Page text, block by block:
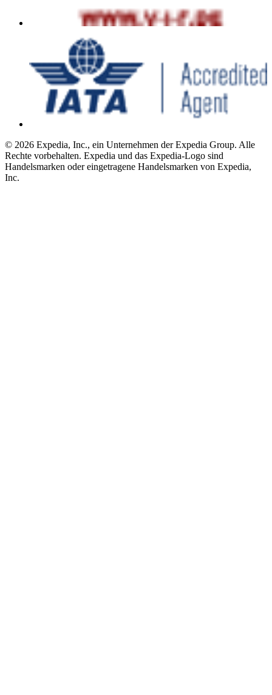
© 2026 Expedia, Inc., ein Unternehmen der Expedia Group. Alle
Rechte vorbehalten. Expedia und das Expedia-Logo sind
Handelsmarken oder eingetragene Handelsmarken von Expedia,
Inc.